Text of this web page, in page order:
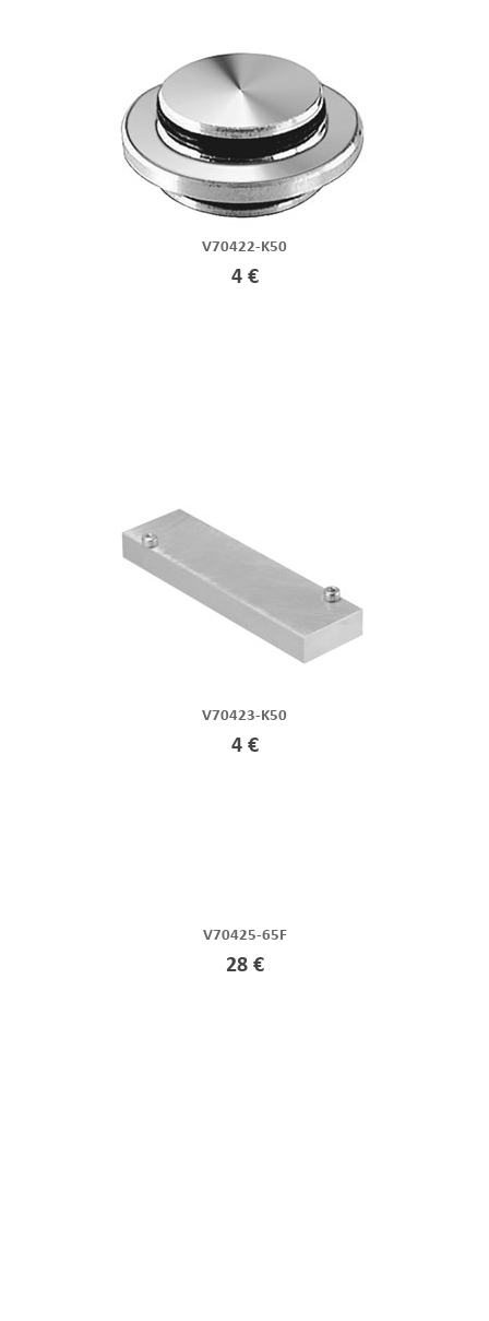
V70422-K50
4 €
V70423-K50
4 €
V70425-65F
28 €